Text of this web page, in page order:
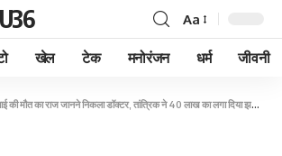
Aa
खेल टेक मनोरंजन धर्म जीवनी
की मौत का राज जानने निकला डॉक्टर, तांत्रिक ने 40 लाख का लगा दिया झटका